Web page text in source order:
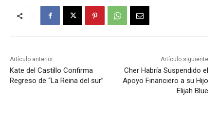
Artículo anterior
Kate del Castillo Confirma
Regreso de “La Reina del sur”
Artículo siguiente
Cher Habría Suspendido el
Apoyo Financiero a su Hijo
Elijah Blue